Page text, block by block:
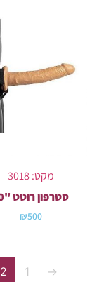
מקט: 3018
סטרפון רוטט "10
₪500
→
1
2